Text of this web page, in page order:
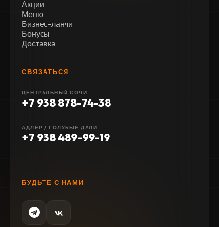
Акции
Меню
Бизнес-ланчи
Бонусы
Доставка
СВЯЗАТЬСЯ
ЦЕНТРАЛЬНЫЙ СОЧИ
+7 938 878-74-38
АДЛЕР / ГОЛУБЫЕ ДАЛИ
+7 938 489-99-19
БУДЬТЕ С НАМИ